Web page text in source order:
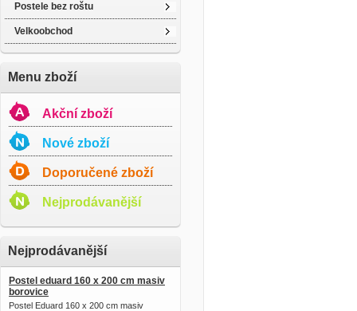
Postele bez roštu
Velkoobchod
Menu zboží
Akční zboží
Nové zboží
Doporučené zboží
Nejprodávanější
Nejprodávanější
Postel eduard 160 x 200 cm masiv
borovice
Postel Eduard 160 x 200 cm masiv